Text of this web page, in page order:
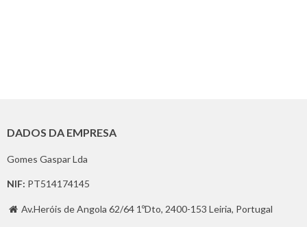
DADOS DA EMPRESA
Gomes Gaspar Lda
NIF: PT514174145
 Av.Heróis de Angola 62/64 1ºDto, 2400-153 Leiria, Portugal